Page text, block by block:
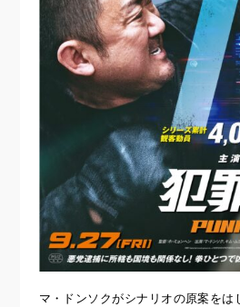
マ・ドンソクがシナリオの原案をは